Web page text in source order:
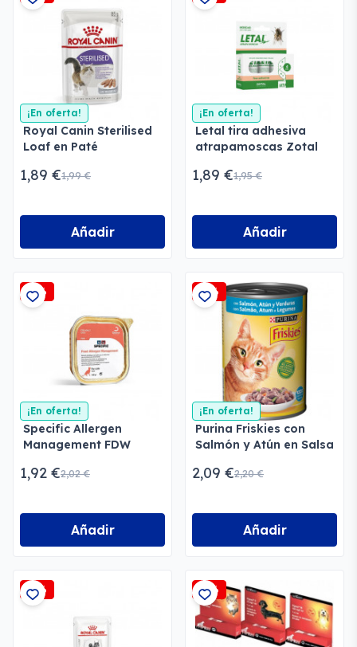
¡En oferta!
Royal Canin Sterilised
Loaf en Paté
1,89 €1,99 €
Añadir
¡En oferta!
Letal tira adhesiva
atrapamoscas Zotal
1,89 €1,95 €
Añadir
-5%
¡En oferta!
Specific Allergen
Management FDW
1,92 €2,02 €
Añadir
-5%
¡En oferta!
Purina Friskies con
Salmón y Atún en Salsa
2,09 €2,20 €
Añadir
-2% -2%